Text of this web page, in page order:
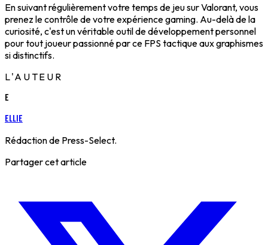
En suivant régulièrement votre temps de jeu sur Valorant, vous
prenez le contrôle de votre expérience gaming. Au-delà de la
curiosité, c'est un véritable outil de développement personnel
pour tout joueur passionné par ce FPS tactique aux graphismes
si distinctifs.
L'AUTEUR
E
Ellie
Rédaction de Press-Select.
Partager cet article